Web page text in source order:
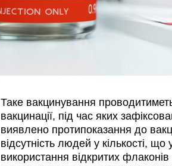
Таке вакцинування
вакцинації, під час яких
виявлено протипоказання до
відсутність людей у кількості,
використання відкритих флаконів